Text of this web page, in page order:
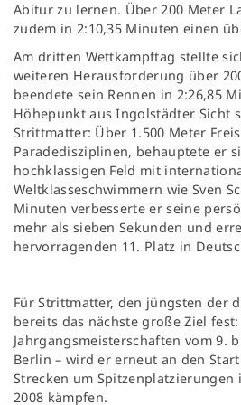
Abitur zu lernen. Über 200 Meter
zudem in 2:10,35 Minuten einen
Am dritten Wettkampftag stellte
weiteren Herausforderung über
beendete sein Rennen in 2:26,85
Höhepunkt aus Ingolstädter Sicht
Strittmatter: Über 1.500 Meter
Paradedisziplinen, behauptete er
hochklassigen Feld mit
Weltklasseschwimmern wie Sven
Minuten verbesserte er seine
mehr als sieben Sekunden und
hervorragenden 11. Platz in
Für Strittmatter, den jüngsten der
bereits das nächste große Ziel
Jahrgangsmeisterschaften vom 9.
Berlin – wird er erneut an den
Strecken um Spitzenplatzierungen
2008 kämpfen.